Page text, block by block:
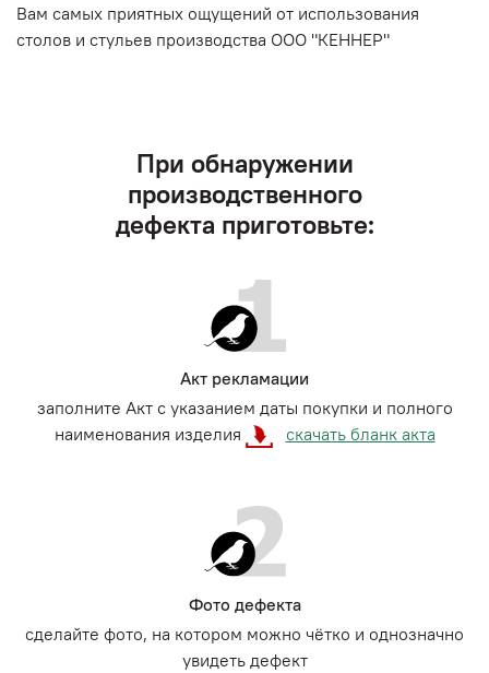
Вам самых приятных ощущений от использования
столов и стульев производства ООО "КЕННЕР"
При обнаружении
производственного
дефекта приготовьте:
Акт рекламации
заполните Акт с указанием даты покупки и полного
наименования изделия
скачать бланк акта
Фото дефекта
сделайте фото, на котором можно чётко и однозначно
увидеть дефект